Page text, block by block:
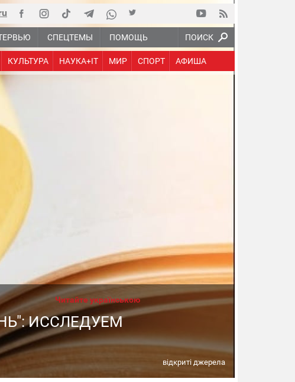
ПОИСК
СПЕЦТЕМЫ ПОМОЩЬ
КУЛЬТУРА НАУКА+IT МИР СПОРТ АФИША
Читайте українською
ИССЛЕДУЕМ
відкриті джерела